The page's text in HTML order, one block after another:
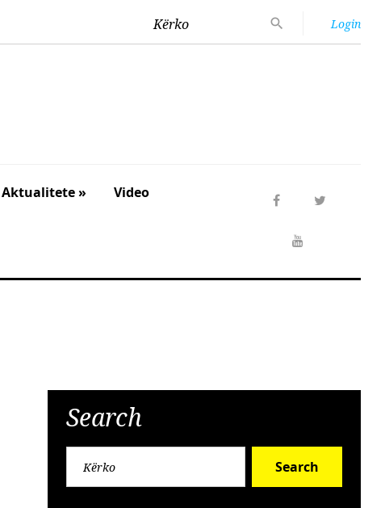
Kërko Login
Aktualitete » Video
Search
Search